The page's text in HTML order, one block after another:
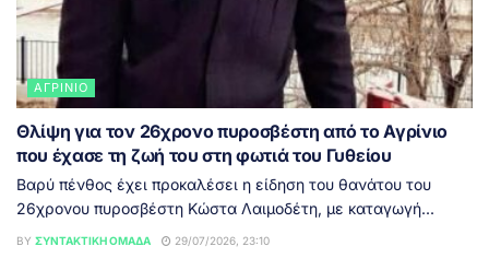
ΑΓΡΊΝΙΟ
Θλίψη για τον 26χρονο πυροσβέστη από το Αγρίνιο
που έχασε τη ζωή του στη φωτιά του Γυθείου
Βαρύ πένθος έχει προκαλέσει η είδηση του θανάτου του
26χρονου πυροσβέστη Κώστα Λαιμοδέτη, με καταγωγή...
BY ΣΥΝΤΑΚΤΙΚΉ ΟΜΆΔΑ 29/07/2026, 23:10